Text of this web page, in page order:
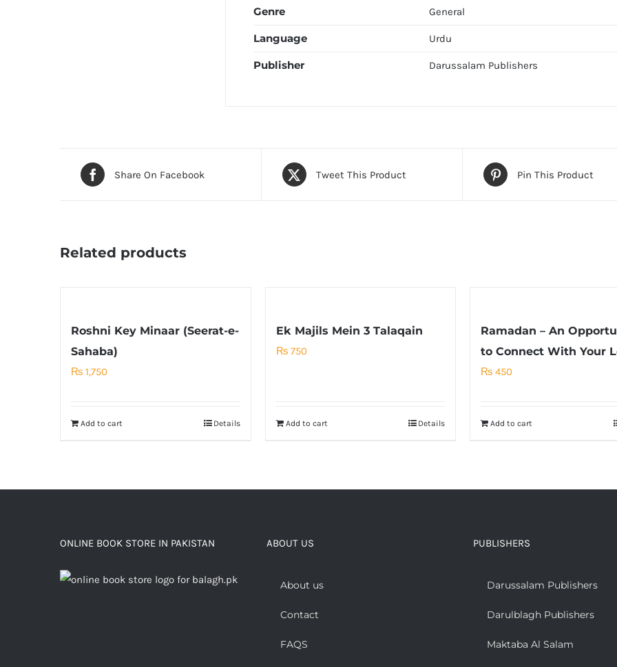
Genre General
Language Urdu
Publisher Darussalam Publishers
Share On Facebook Tweet This Product Pin This Product
Related products
Roshni Key Minaar (Seerat-e-
Sahaba)
₨ 1,750
Add to cart Details
Ek Majils Mein 3 Talaqain
₨750
Add to cart Details
Ramadan – An
to Connect With Your
₨ 450
Add to cart
ONLINE BOOK STORE IN PAKISTAN ABOUT US
About us
Contact
FAQS
PUBLISHERS
Darussalam Publishers
Darulblagh Publishers
Maktaba Al Salam